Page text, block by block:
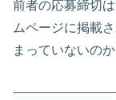
前者の応募締切
ムページに掲載
まっていないのか